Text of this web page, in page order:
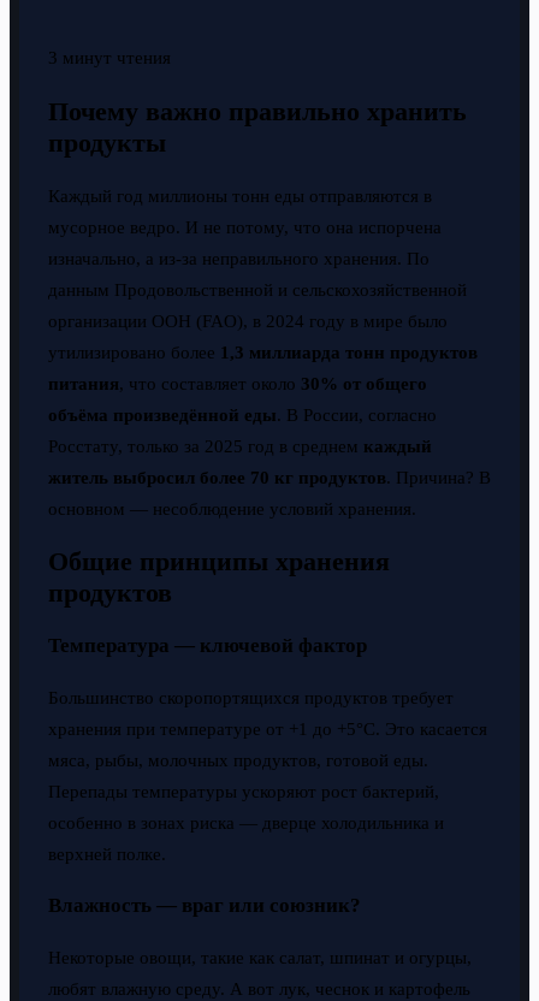
3 минут чтения
Почему важно правильно хранить
продукты
Каждый год миллионы тонн еды отправляются в
мусорное ведро. И не потому, что она испорчена
изначально, а из-за неправильного хранения. По
данным Продовольственной и сельскохозяйственной
организации ООН (FAO), в 2024 году в мире было
утилизировано более 1,3 миллиарда тонн продуктов
питания, что составляет около 30% от общего
объёма произведённой еды. В России, согласно
Росстату, только за 2025 год в среднем каждый
житель выбросил более 70 кг продуктов. Причина? В
основном — несоблюдение условий хранения.
Общие принципы хранения
продуктов
Температура — ключевой фактор
Большинство скоропортящихся продуктов требует
хранения при температуре от +1 до +5°C. Это касается
мяса, рыбы, молочных продуктов, готовой еды.
Перепады температуры ускоряют рост бактерий,
особенно в зонах риска — дверце холодильника и
верхней полке.
Влажность — враг или союзник?
Некоторые овощи, такие как салат, шпинат и огурцы,
любят влажную среду. А вот лук, чеснок и картофель